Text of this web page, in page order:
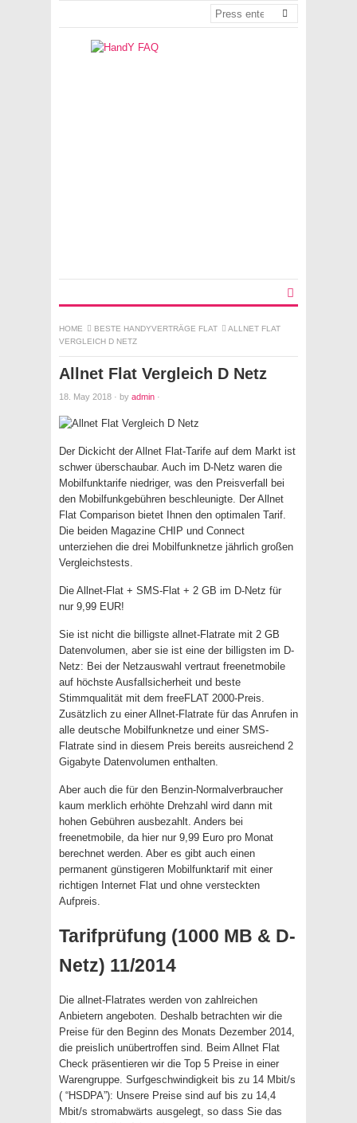
HOME BESTE HANDYVERTRÄGE FLAT
ALLNET FLAT
VERGLEICH D NETZ
Allnet Flat Vergleich D Netz
18. May 2018 · by admin ·
Der Dickicht der Allnet Flat-Tarife auf dem Markt ist
schwer überschaubar. Auch im D-Netz waren die
Mobilfunktarife niedriger, was den Preisverfall bei
den Mobilfunkgebühren beschleunigte. Der Allnet
Flat Comparison bietet Ihnen den optimalen Tarif.
Die beiden Magazine CHIP und Connect
unterziehen die drei Mobilfunknetze jährlich großen
Vergleichstests.
Die Allnet-Flat + SMS-Flat + 2 GB im D-Netz für
nur 9,99 EUR!
Sie ist nicht die billigste allnet-Flatrate mit 2 GB
Datenvolumen, aber sie ist eine der billigsten im D-
Netz: Bei der Netzauswahl vertraut freenetmobile
auf höchste Ausfallsicherheit und beste
Stimmqualität mit dem freeFLAT 2000-Preis.
Zusätzlich zu einer Allnet-Flatrate für das Anrufen in
alle deutsche Mobilfunknetze und einer SMS-
Flatrate sind in diesem Preis bereits ausreichend 2
Gigabyte Datenvolumen enthalten.
Aber auch die für den Benzin-Normalverbraucher
kaum merklich erhöhte Drehzahl wird dann mit
hohen Gebühren ausbezahlt. Anders bei
freenetmobile, da hier nur 9,99 Euro pro Monat
berechnet werden. Aber es gibt auch einen
permanent günstigeren Mobilfunktarif mit einer
richtigen Internet Flat und ohne versteckten
Aufpreis.
Tarifprüfung (1000 MB & D-
Netz) 11/2014
Die allnet-Flatrates werden von zahlreichen
Anbietern angeboten. Deshalb betrachten wir die
Preise für den Beginn des Monats Dezember 2014,
die preislich unübertroffen sind. Beim Allnet Flat
Check präsentieren wir die Top 5 Preise in einer
Warengruppe. Surfgeschwindigkeit bis zu 14 Mbit/s
( “HSDPA”): Unsere Preise sind auf bis zu 14,4
Mbit/s stromabwärts ausgelegt, so dass Sie das